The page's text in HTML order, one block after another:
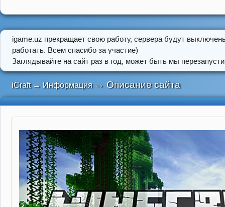
igame.uz прекращает свою работу, сервера будут
работать. Всем спасибо за участие)
Заглядывайте на сайт раз в год, может быть мы
iCraft → Информация → Описание сайта